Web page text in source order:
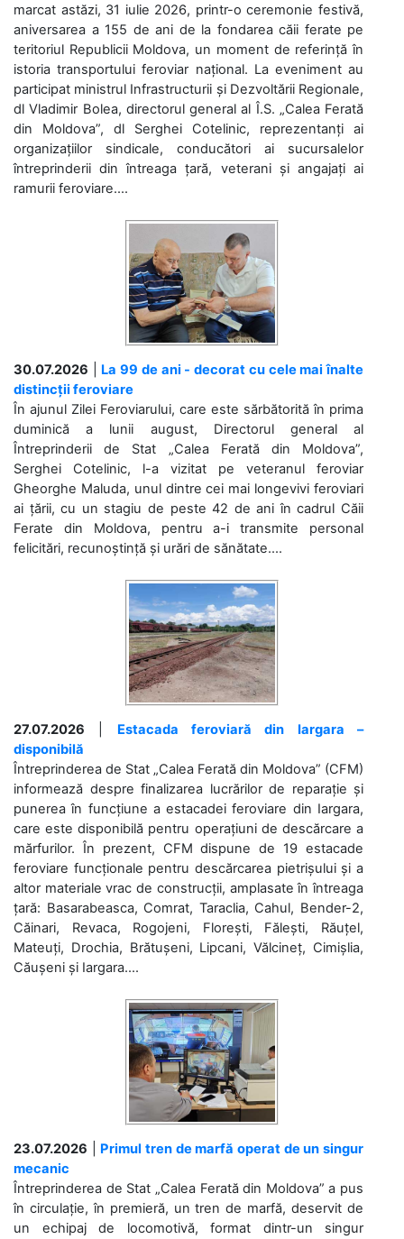
marcat astăzi, 31 iulie 2026, printr-o ceremonie festivă,
aniversarea a 155 de ani de la fondarea căii ferate pe
teritoriul Republicii Moldova, un moment de referință în
istoria transportului feroviar național. La eveniment au
participat ministrul Infrastructurii și Dezvoltării Regionale,
dl Vladimir Bolea, directorul general al Î.S. „Calea Ferată
din Moldova”, dl Serghei Cotelinic, reprezentanți ai
organizațiilor sindicale, conducători ai sucursalelor
întreprinderii din întreaga țară, veterani și angajați ai
ramurii feroviare....
30.07.2026
La 99 de ani - decorat cu cele mai înalte
distincții feroviare
În ajunul Zilei Feroviarului, care este sărbătorită în prima
duminică a lunii august, Directorul general al
Întreprinderii de Stat „Calea Ferată din Moldova”,
Serghei Cotelinic, l-a vizitat pe veteranul feroviar
Gheorghe Maluda, unul dintre cei mai longevivi feroviari
ai țării, cu un stagiu de peste 42 de ani în cadrul Căii
Ferate din Moldova, pentru a-i transmite personal
felicitări, recunoștință și urări de sănătate....
27.07.2026
Estacada feroviară din Iargara –
disponibilă
Întreprinderea de Stat „Calea Ferată din Moldova” (CFM)
informează despre finalizarea lucrărilor de reparație și
punerea în funcțiune a estacadei feroviare din Iargara,
care este disponibilă pentru operațiuni de descărcare a
mărfurilor. În prezent, CFM dispune de 19 estacade
feroviare funcționale pentru descărcarea pietrișului și a
altor materiale vrac de construcții, amplasate în întreaga
țară: Basarabeasca, Comrat, Taraclia, Cahul, Bender-2,
Căinari, Revaca, Rogojeni, Florești, Fălești, Răuțel,
Mateuți, Drochia, Brătușeni, Lipcani, Vălcineț, Cimișlia,
Căușeni și Iargara....
23.07.2026
Primul tren de marfă operat de un singur
mecanic
Întreprinderea de Stat „Calea Ferată din Moldova” a pus
în circulație, în premieră, un tren de marfă, deservit de
un echipaj de locomotivă, format dintr-un singur